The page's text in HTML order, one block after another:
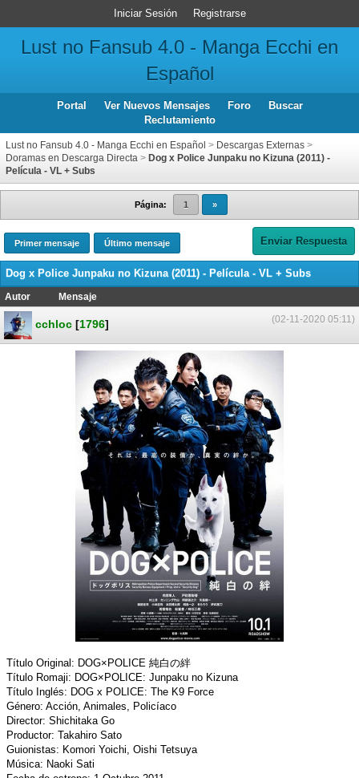
Iniciar Sesión Registrarse
Lust no Fansub 4.0 - Manga Ecchi en
Español
Portal Ver Nuevos Mensajes Foro
Buscar
Reclutamiento
Lust no Fansub 4.0 - Manga Ecchi en Español > Descargas Externas >
Doramas en Descarga Directa > Dog x Police Junpaku no Kizuna (2011) -
Película - VL + Subs
Página: 1 »
Primer mensaje Último mensaje Enviar Respuesta
Dog x Police Junpaku no Kizuna (2011) - Película - VL + Subs
Autor
Mensaje
(02-11-2020 05:11)
cchloc [1796]
Título Original: DOG×POLICE 純白の絆
Título Romaji: DOG×POLICE: Junpaku no Kizuna
Título Inglés: DOG x POLICE: The K9 Force
Género: Acción, Animales, Policíaco
Director: Shichitaka Go
Productor: Takahiro Sato
Guionistas: Komori Yoichi, Oishi Tetsuya
Música: Naoki Sati